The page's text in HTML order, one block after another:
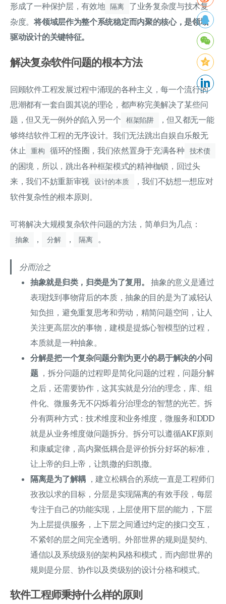
形成了一种保护层，有效地
隔离
了业务复杂度与技术复
杂度。将领域层作为整个系统稳定而内聚的核心，是领域
驱动设计的关键特征。
解决复杂软件问题的根本方法
回顾软件工程发展过程中涌现的各种主义，每一个流行的
思潮都有一套自圆其说的理论，都声称完美解决了某些问
题，但又无一例外的陷入另一个
框架陷阱
，但又都无一能
够终结软件工程的无序设计。我们无法跳出自娱自乐般无
休止
重构 循环的怪圈，我们依然置身于充满各种 技术债
的困境，所以，跳出各种框架模式的精神枷锁，回过头
来，我们不妨重新审视
设计的本质
，我们不妨想一想应对
软件复杂性的根本原则。
可将解决大规模复杂软件问题的方法，简单归为几点：
抽象 ， 分解 ， 隔离 。
分而治之
抽象就是归类，归类是为了复用。
抽象的意义是通过
表现找到事物背后的本质，抽象的目的是为了减轻认
知负担，避免重复思考和劳动，精简问题空间，让人
关注更高层次的事物，建模是提炼心智模型的过程，
本质就是一种抽象。
分解是把一个复杂问题分割为更小的易于解决的小问
题，拆分问题的过程即是简化问题的过程，问题分解
之后，还需要协作，这其实就是分治的理念，库、组
件化、微服务无不闪烁着分治理念的智慧的光芒。拆
分有两种方式：技术维度和业务维度，微服务和DDD
就是从业务维度做问题拆分。拆分可以遵循AKF原则
和康威定律，高内聚低耦合是评价拆分好坏的标准，
让上帝的归上帝，让凯撒的归凯撒。
隔离是为了解耦，建立松耦合的系统一直是工程师们
孜孜以求的目标，分层是实现隔离的有效手段，每层
专注于自己的功能实现，上层使用下层的能力，下层
为上层提供服务，上下层之间通过约定的接口交互，
不紧邻的层之间完全透明。外部世界的规则是契约、
通信以及系统级别的架构风格和模式，而内部世界的
规则是分层、协作以及类级别的设计分格和模式。
软件工程师秉持什么样的原则